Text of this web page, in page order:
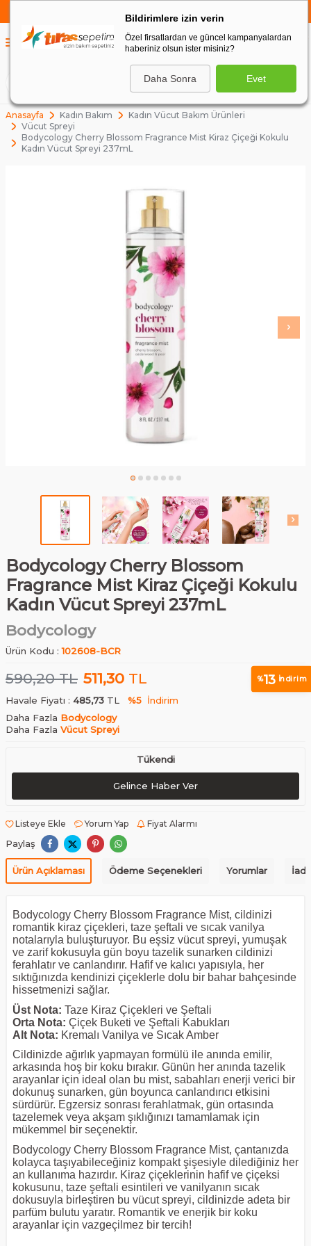
Anasayfa Kadın Bakım
Kadın Vücut Bakım Ürünleri
Vücut Spreyi
Bodycology Cherry Blossom Fragrance Mist Kiraz Çiçeği Kokulu
Kadın Vücut Spreyi 237mL
Bodycology Cherry Blossom
Fragrance Mist Kiraz Çiçeği Kokulu
Kadın Vücut Spreyi 237mL
Bodycology
Ürün Kodu :102608-BCR
590,20TL 511,30 TL %13 İndirim
Havale Fiyatı : 485,73 TL %5 İndirim
Daha Fazla Bodycology
Daha Fazla Vücut Spreyi
Tükendi
Gelince Haber Ver
Listeye Ekle Yorum Yap Fiyat Alarmı
Paylaş
Ürün Açıklaması Ödeme Seçenekleri Yorumlar
Bodycology Cherry Blossom Fragrance Mist, cildinizi
romantik kiraz çiçekleri, taze şeftali ve sıcak vanilya
notalarıyla buluşturuyor. Bu eşsiz vücut spreyi, yumuşak
ve zarif kokusuyla gün boyu tazelik sunarken cildinizi
ferahlatır ve canlandırır. Hafif ve kalıcı yapısıyla, her
sıktığınızda kendinizi çiçeklerle dolu bir bahar bahçesinde
hissetmenizi sağlar.
Üst Nota: Taze Kiraz Çiçekleri ve Şeftali
Orta Nota: Çiçek Buketi ve Şeftali Kabukları
Alt Nota: Kremalı Vanilya ve Sıcak Amber
Cildinizde ağırlık yapmayan formülü ile anında emilir,
arkasında hoş bir koku bırakır. Günün her anında tazelik
arayanlar için ideal olan bu mist, sabahları enerji verici bir
dokunuş sunarken, gün boyunca canlandırıcı etkisini
sürdürür. Egzersiz sonrası ferahlatmak, gün ortasında
tazelemek veya akşam şıklığınızı tamamlamak için
mükemmel bir seçenektir.
Bodycology Cherry Blossom Fragrance Mist, çantanızda
kolayca taşıyabileceğiniz kompakt şişesiyle dilediğiniz her
an kullanıma hazırdır. Kiraz çiçeklerinin hafif ve çiçeksi
kokusunu, taze şeftali esintileri ve vanilyanın sıcak
dokusuyla birleştiren bu vücut spreyi, cildinizde adeta bir
parfüm bulutu yaratır. Romantik ve enerjik bir koku
arayanlar için vazgeçilmez bir tercih!
Bildirimlere izin verin
Özel firsatlardan ve güncel kampanyalardan
haberiniz olsun ister misiniz?
Daha Sonra Evet